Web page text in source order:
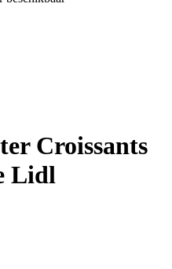
Croissants
Lidl